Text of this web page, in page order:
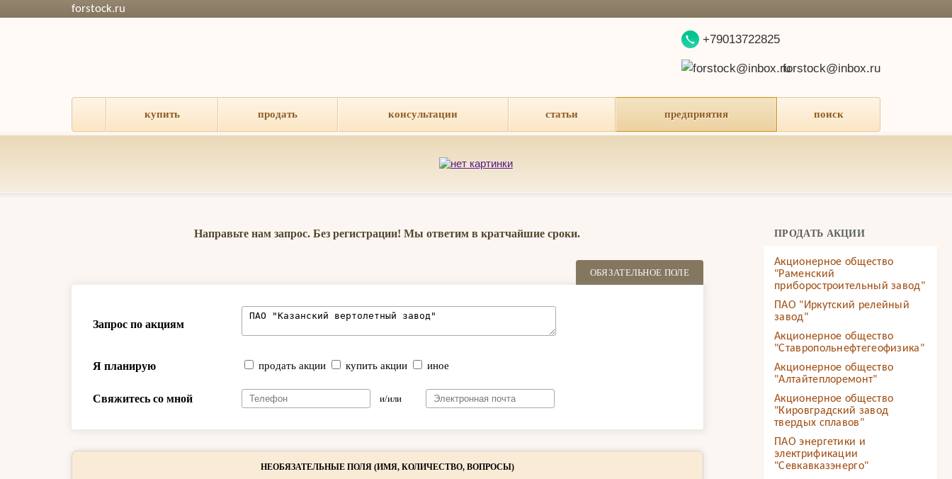
forstock.ru
+79013722825
forstock@inbox.ru
купить продать консультации статьи предприятия поиск
Направьте нам запрос. Без регистрации! Мы ответим в кратчайшие сроки.
ОБЯЗАТЕЛЬНОЕ ПОЛЕ
Запрос по акциям
Я планирую продать акции купить акции иное
Свяжитесь со мной и/или
НЕОБЯЗАТЕЛЬНЫЕ ПОЛЯ (ИМЯ, КОЛИЧЕСТВО, ВОПРОСЫ)
ПРОДАТЬ АКЦИИ
Акционерное общество
"Раменский
приборостроительный завод"
ПАО "Иркутский релейный
завод"
Акционерное общество
"Ставропольнефтегеофизика"
Акционерное общество
"Алтайтеплоремонт"
Акционерное общество
"Кировградский завод
твердых сплавов"
ПАО энергетики и
электрификации
"Севкавказэнерго"